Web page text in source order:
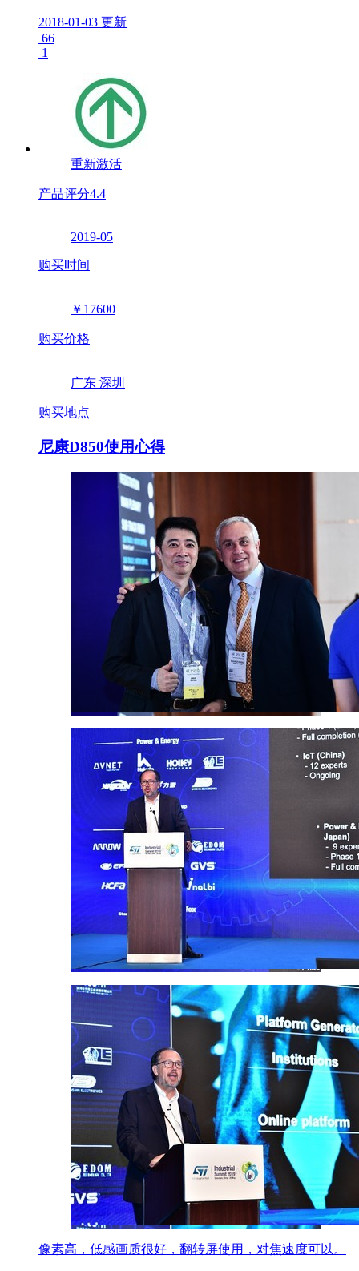
2018-01-03 更新
66
1
重新激活
产品评分4.4
2019-05
购买时间
￥17600
购买价格
广东 深圳
购买地点
尼康D850使用心得
像素高，低感画质很好，翻转屏使用，对焦速度可以。